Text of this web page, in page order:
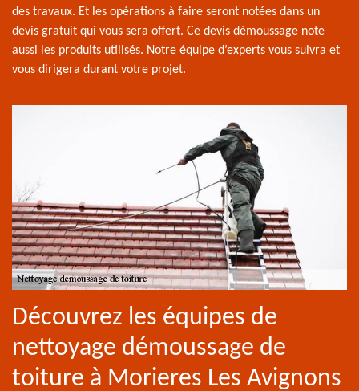
des travaux. Et les opérations à faire seront notées dans un
devis gratuit qui vous sera offert. Ce devis démoussage note
aussi les produits utilisés. Notre équipe d’experts vous suivra et
vous dirigera durant votre projet.
Découvrez les équipes de
nettoyage démoussage de
toiture à Morieres Les Avignons